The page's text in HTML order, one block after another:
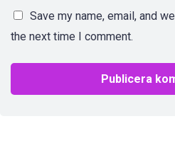
Save my name, email, and
the next time I comment.